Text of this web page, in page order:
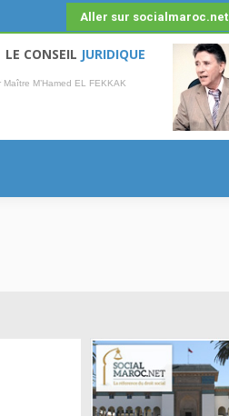
Aller sur socialmaroc.net
LE CONSEIL JURIDIQUE
Maître M’Hamed EL FEKKAK